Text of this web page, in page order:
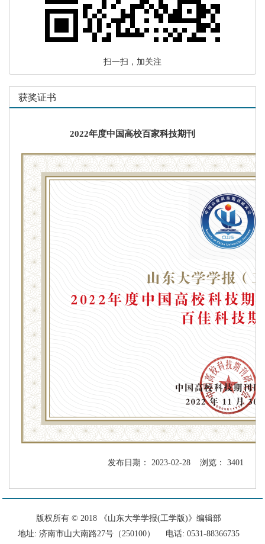
扫一扫，加关注
获奖证书
2022年度中国高校百家科技期刊
发布日期： 2023-02-28 浏览： 3401
版权所有 © 2018 《山东大学学报(工学版)》编辑部
地址: 济南市山大南路27号（250100） 电话: 0531-88366735